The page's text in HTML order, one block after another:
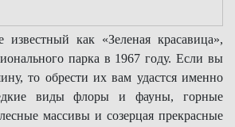
известный как «Зеленая красавица»,
парка в 1967 году. Если вы
то обрести их вам удастся именно
виды флоры и фауны, горные
массивы и созерцая прекрасные